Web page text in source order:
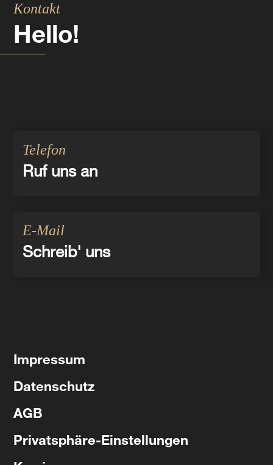
Kontakt
Hello!
Telefon
Ruf uns an
E-Mail
Schreib' uns
Impressum
Datenschutz
AGB
Privatsphäre-Einstellungen